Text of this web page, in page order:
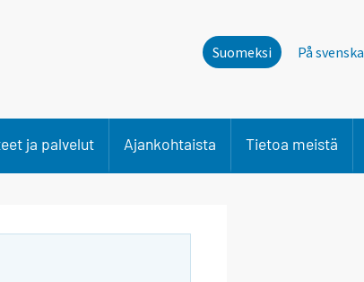
Suomeksi På svenska
ja palvelut Ajankohtaista Tietoa meistä